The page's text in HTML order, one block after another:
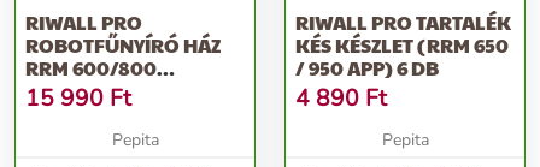
RIWALL PRO
ROBOTFŰNYÍRÓ HÁZ
RRM 600/800
MODELLEKHEZ
15 990 Ft
Pepita
RIWALL PRO TARTALÉK
KÉS KÉSZLET (RRM 650
/ 950 APP) 6 DB
4 890 Ft
Pepita